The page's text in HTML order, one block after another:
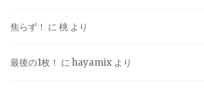
焦らず！ に 桃 より
最後の1枚！ に hayamix より